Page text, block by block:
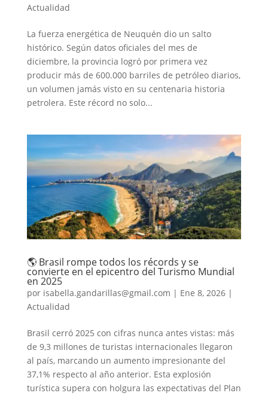
Actualidad
La fuerza energética de Neuquén dio un salto
histórico. Según datos oficiales del mes de
diciembre, la provincia logró por primera vez
producir más de 600.000 barriles de petróleo diarios,
un volumen jamás visto en su centenaria historia
petrolera. Este récord no solo...
🌎 Brasil rompe todos los récords y se
convierte en el epicentro del Turismo Mundial
en 2025
por isabella.gandarillas@gmail.com | Ene 8, 2026|
Actualidad
Brasil cerró 2025 con cifras nunca antes vistas: más
de 9,3 millones de turistas internacionales llegaron
al país, marcando un aumento impresionante del
37,1% respecto al año anterior. Esta explosión
turística supera con holgura las expectativas del Plan